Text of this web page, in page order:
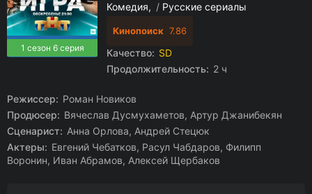
1 сезон 6 серия
Комедия
/ Русские сериалы
Кинопоиск 7.86
Качество: SD
Продолжительность: 2 ч
Режиссер: Роман Новиков
Продюсер: Вячеслав Дусмухаметов, Артур Джанибекян
Сценарист: Анна Орлова, Андрей Стецюк
Актеры: Евгений Чебатков, Расул Чабдаров, Филипп
Воронин, Иван Абрамов, Алексей Щербаков